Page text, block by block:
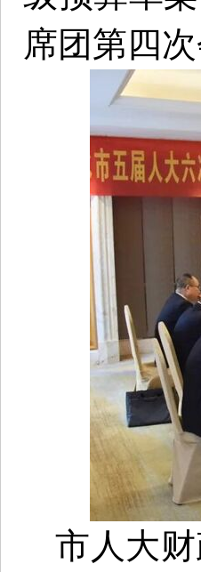
席团第四
市人大